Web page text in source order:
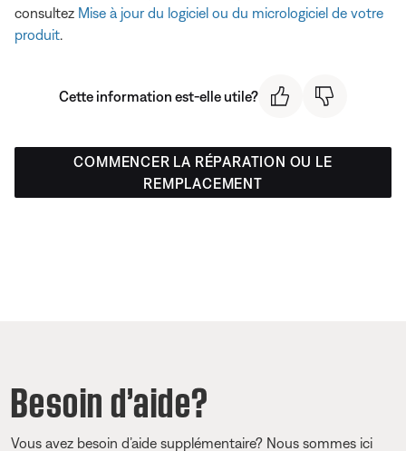
consultez Mise à jour du logiciel ou du micrologiciel de votre
produit
Cette information est-elle utile?
COMMENCER LA RÉPARATION OU LE
REMPLACEMENT
Besoin d’aide?
Vous avez besoin d’aide supplémentaire? Nous sommes ici